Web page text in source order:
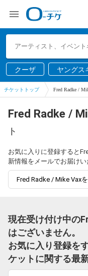
クーザ
ヤングス
ー
チケットトップ Fred Radke /
Fred Radke /
ト
お気に入りに登録すると
新情報をメールでお届けい
Fred Radke / Mike Vax
現在受け付け中の
はございません。
お気に入り登録を
ケットに関する最